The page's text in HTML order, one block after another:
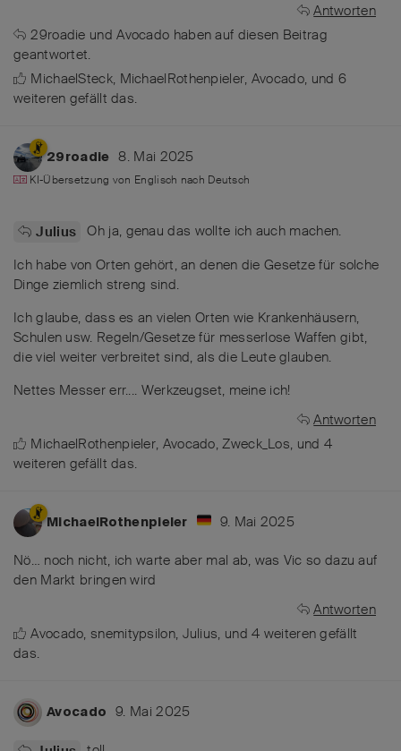
Antworten
29roadie undAvocado haben auf diesen Beitrag
geantwortet.
MichaelSteck, MichaelRothenpieler, Avocado, und 6
weiteren gefällt das.
29roadie 8. Mai 2025
KI-Übersetzung von Englisch nach Deutsch
Julius Oh ja, genau das wollte ich auch machen.
Ich habe von Orten gehört, an denen die Gesetze für solche
Dinge ziemlich streng sind.
Ich glaube, dass es an vielen Orten wie Krankenhäusern,
Schulen usw. Regeln/Gesetze für messerlose Waffen gibt,
die viel weiter verbreitet sind, als die Leute glauben.
Nettes Messer err.... Werkzeugset, meine ich!
Antworten
MichaelRothenpieler, Avocado,Zweck_Los, und 4
weiteren gefällt das.
MichaelRothenpieler 9. Mai 2025
Nö… noch nicht, ich warte aber mal ab, was Vic so dazu auf
den Markt bringen wird
Antworten
Avocado, snemitypsilon, Julius, und4 weiteren gefällt
das.
Avocado 9. Mai 2025